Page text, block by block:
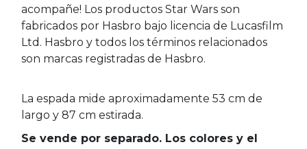
acompañe! Los productos Star Wars son
fabricados por Hasbro bajo licencia de Lucasfilm
Ltd. Hasbro y todos los términos relacionados
son marcas registradas de Hasbro.
La espada mide aproximadamente 53 cm de
largo y 87 cm estirada.
Se vende por separado. Los colores y el